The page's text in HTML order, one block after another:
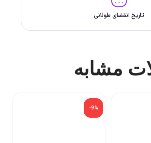
تاریخ انقضای طولانی
مشابه
-9%